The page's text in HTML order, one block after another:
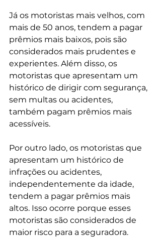
Já os motoristas mais velhos, com
mais de 50 anos, tendem a pagar
prêmios mais baixos, pois são
considerados mais prudentes e
experientes. Além disso, os
motoristas que apresentam um
histórico de dirigir com segurança,
sem multas ou acidentes,
também pagam prêmios mais
acessíveis.
Por outro lado, os motoristas que
apresentam um histórico de
infrações ou acidentes,
independentemente da idade,
tendem a pagar prêmios mais
altos. Isso ocorre porque esses
motoristas são considerados de
maior risco para a seguradora.